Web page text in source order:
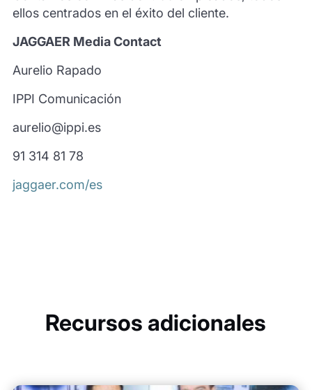
ellos centrados en el éxito del cliente.
JAGGAER Media Contact
Aurelio Rapado
IPPI Comunicación
aurelio@ippi.es
91 314 81 78
jaggaer.com/es
Recursos adicionales